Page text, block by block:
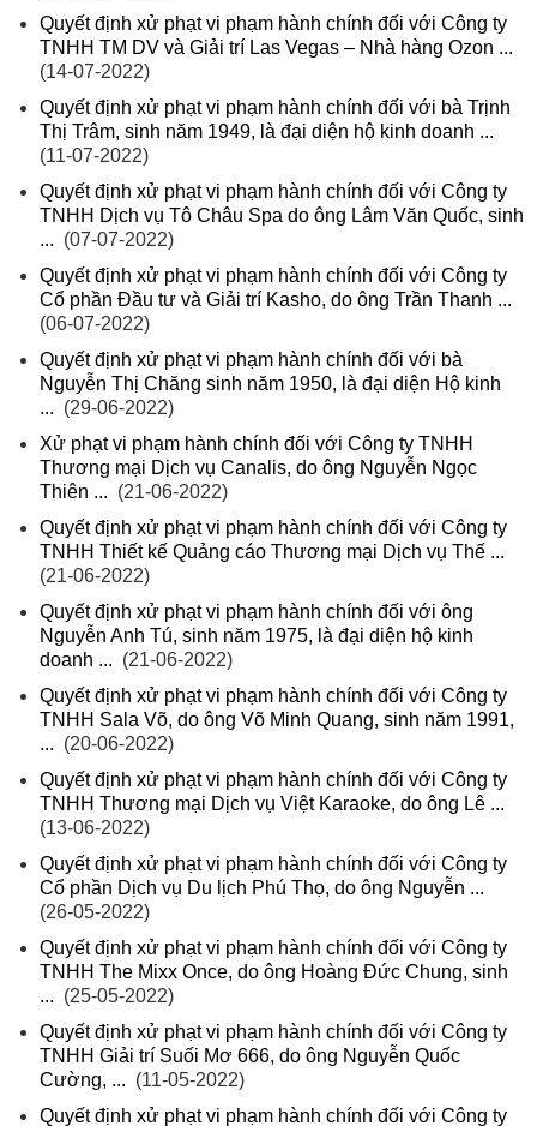
Quyết định xử phạt vi phạm hành chính đối với Công ty
TNHH TM DV và Giải trí Las Vegas – Nhà hàng Ozon ...
(14-07-2022)
Quyết định xử phạt vi phạm hành chính đối với bà Trịnh
Thị Trâm, sinh năm 1949, là đại diện hộ kinh doanh ...
(11-07-2022)
Quyết định xử phạt vi phạm hành chính đối với Công ty
TNHH Dịch vụ Tô Châu Spa do ông Lâm Văn Quốc, sinh
... (07-07-2022)
Quyết định xử phạt vi phạm hành chính đối với Công ty
Cổ phần Đầu tư và Giải trí Kasho, do ông Trần Thanh ...
(06-07-2022)
Quyết định xử phạt vi phạm hành chính đối với bà
Nguyễn Thị Chăng sinh năm 1950, là đại diện Hộ kinh
... (29-06-2022)
Xử phạt vi phạm hành chính đối với Công ty TNHH
Thương mại Dịch vụ Canalis, do ông Nguyễn Ngọc
Thiên ... (21-06-2022)
Quyết định xử phạt vi phạm hành chính đối với Công ty
TNHH Thiết kế Quảng cáo Thương mại Dịch vụ Thế ...
(21-06-2022)
Quyết định xử phạt vi phạm hành chính đối với ông
Nguyễn Anh Tú, sinh năm 1975, là đại diện hộ kinh
doanh ... (21-06-2022)
Quyết định xử phạt vi phạm hành chính đối với Công ty
TNHH Sala Võ, do ông Võ Minh Quang, sinh năm 1991,
... (20-06-2022)
Quyết định xử phạt vi phạm hành chính đối với Công ty
TNHH Thương mại Dịch vụ Việt Karaoke, do ông Lê ...
(13-06-2022)
Quyết định xử phạt vi phạm hành chính đối với Công ty
Cổ phần Dịch vụ Du lịch Phú Thọ, do ông Nguyễn ...
(26-05-2022)
Quyết định xử phạt vi phạm hành chính đối với Công ty
TNHH The Mixx Once, do ông Hoàng Đức Chung, sinh
... (25-05-2022)
Quyết định xử phạt vi phạm hành chính đối với Công ty
TNHH Giải trí Suối Mơ 666, do ông Nguyễn Quốc
Cường, ... (11-05-2022)
Quyết định xử phạt vi phạm hành chính đối với Công ty